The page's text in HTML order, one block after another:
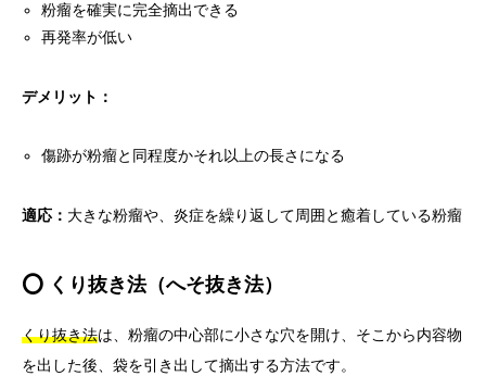
粉瘤を確実に完全摘出できる
再発率が低い
デメリット：
傷跡が粉瘤と同程度かそれ以上の長さになる
適応： 大きな粉瘤や、炎症を繰り返して周囲と癒着している粉瘤
⭕ くり抜き法（へそ抜き法）
くり抜き法は、粉瘤の中心部に小さな穴を開け、そこから内容物
を出した後、袋を引き出して摘出する方法です。